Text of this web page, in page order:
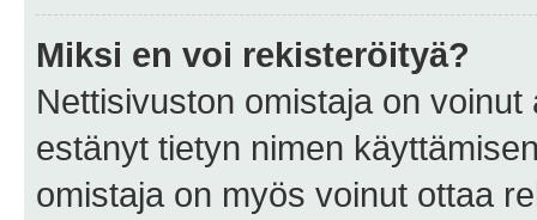
Miksi en voi rekisteröityä?
Nettisivuston omistaja on
estänyt tietyn nimen
omistaja on myös voinut ottaa